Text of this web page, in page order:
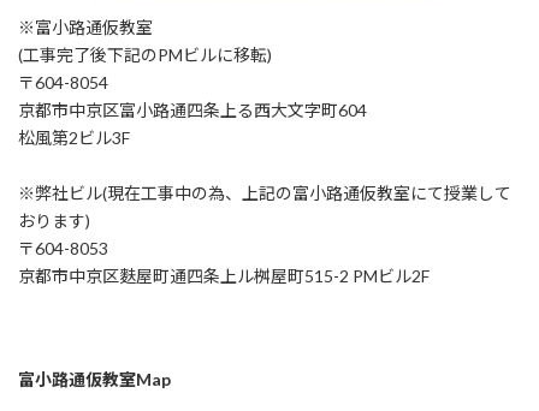
※富小路通仮教室
(工事完了後下記のPMビルに移転)
〒604-8054
京都市中京区富小路通四条上る西大文字町604
松風第2ビル3F
※弊社ビル(現在工事中の為、上記の富小路通仮教室にて授業して
おります)
〒604-8053
京都市中京区麩屋町通四条上ル桝屋町515-2 PMビル2F
富小路通仮教室Map